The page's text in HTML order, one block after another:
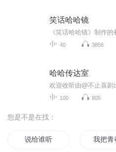
笑话哈哈镜
40 3856
哈哈传达室
100 805
您是不是在找：
说给谁听 我把青